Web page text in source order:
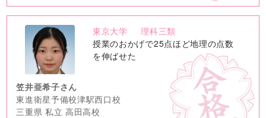
no
image
東京大学
理科三類
授業のおかげで25点ほど地理の点数
を伸ばせた
笠井亜希子さん
東進衛星予備校津駅西口校
三重県 私立 高田高校